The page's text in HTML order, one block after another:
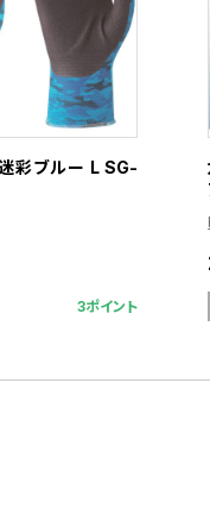
彩ブルー L SG-
3ポイント